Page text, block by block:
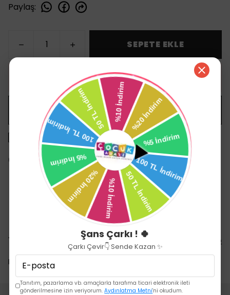
Paylaş:
SEPETE EKLE
HEMEN AL
WHATSAPP
1500 TL üzeri ücretsiz kargo
14 gün içinde iade değişim
Yorumlar Yorum Yap
Bu ürün için henüz yorum yapılmamış.
Şans Çarkı ! 🍀
Çarkı Çevir👇 Sende Kazan ✨
Tanıtım, pazarlama vb. amaçlarla tarafıma ticari elektronik ileti
gönderilmesine izin veriyorum.Aydınlatma Metni'ni okudum.